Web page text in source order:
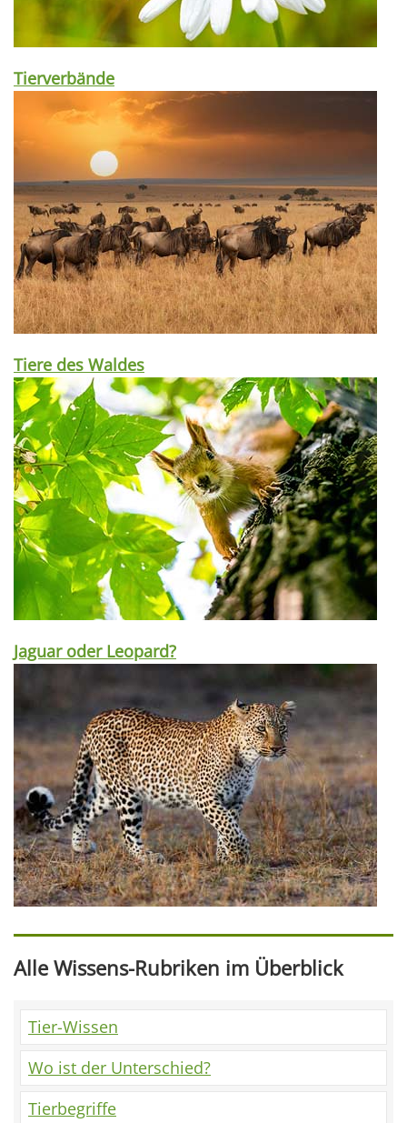
Tierverbände
Tiere des Waldes
Jaguar oder Leopard?
Alle Wissens-Rubriken im Überblick
Tier-Wissen
Wo ist der Unterschied?
Tierbegriffe